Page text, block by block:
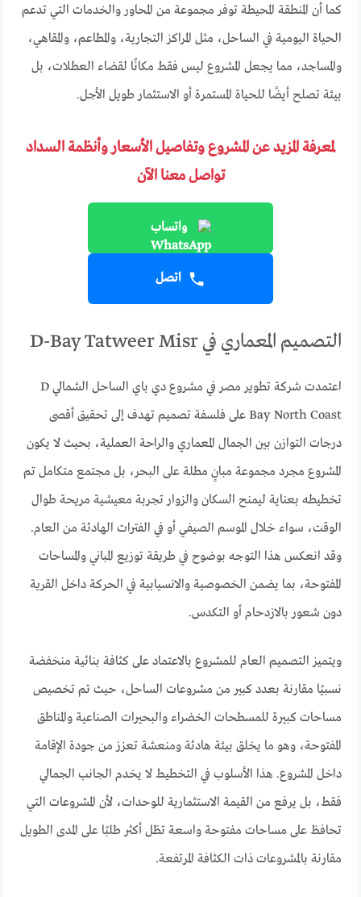
كما أن المنطقة المحيطة توفر مجموعة من المحاور والخدمات التي تدعم
الحياة اليومية في الساحل، مثل المراكز التجارية، والمطاعم، والمقاهي،
والمساجد، مما يجعل المشروع ليس فقط مكانًا لقضاء العطلات، بل
بيئة تصلح أيضًا للحياة المستمرة أو الاستثمار طويل الأجل.
لمعرفة المزيد عن المشروع وتفاصيل الأسعار وأنظمة السداد
تواصل معنا الآن
واتساب
اتصل
التصميم المعماري في D-Bay Tatweer Misr
اعتمدت شركة تطوير مصر في مشروع دي باي الساحل الشمالي D
Bay North Coast على فلسفة تصميم تهدف إلى تحقيق أقصى
درجات التوازن بين الجمال المعماري والراحة العملية، بحيث لا يكون
المشروع مجرد مجموعة مبانٍ مطلة على البحر، بل مجتمع متكامل تم
تخطيطه بعناية ليمنح السكان والزوار تجربة معيشية مريحة طوال
الوقت، سواء خلال الموسم الصيفي أو في الفترات الهادئة من العام.
وقد انعكس هذا التوجه بوضوح في طريقة توزيع المباني والمساحات
المفتوحة، بما يضمن الخصوصية والانسيابية في الحركة داخل القرية
دون شعور بالازدحام أو التكدس.
ويتميز التصميم العام للمشروع بالاعتماد على كثافة بنائية منخفضة
نسبيًا مقارنة بعدد كبير من مشروعات الساحل، حيث تم تخصيص
مساحات كبيرة للمسطحات الخضراء والبحيرات الصناعية والمناطق
المفتوحة، وهو ما يخلق بيئة هادئة ومنعشة تعزز من جودة الإقامة
داخل المشروع. هذا الأسلوب في التخطيط لا يخدم الجانب الجمالي
فقط، بل يرفع من القيمة الاستثمارية للوحدات، لأن المشروعات التي
تحافظ على مساحات مفتوحة واسعة تظل أكثر طلبًا على المدى الطويل
مقارنة بالمشروعات ذات الكثافة المرتفعة.